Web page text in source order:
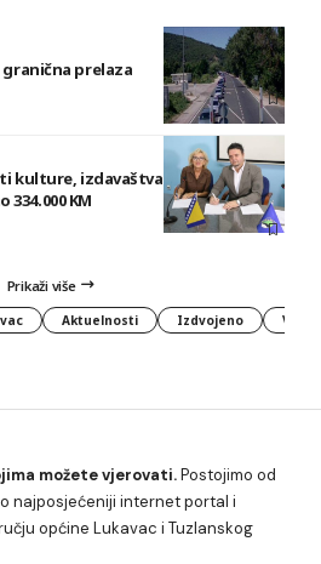
granična prelaza
kulture, izdavaštva i filmske
KM
Prikaži više
Aktuelnosti Izdvojeno
možete vjerovati.Postojimo od
najposjećeniji internet portal i
općine Lukavac i Tuzlanskog